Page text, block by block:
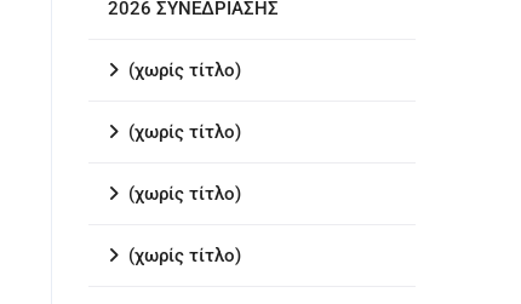
2026 ΣΥΝΕΔΡΙΑΣΗΣ
(χωρίς τίτλο)
(χωρίς τίτλο)
(χωρίς τίτλο)
(χωρίς τίτλο)